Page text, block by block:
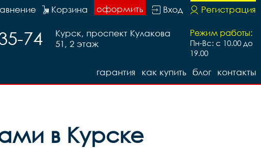
Регистрация
Вход
оформить
Корзина
Режим работы:
Пн-Вс: с 10.00 до
19.00
Курск, проспект Кулакова
51, 2 этаж
74
контакты
блог
как купить
гарантия
в Курске